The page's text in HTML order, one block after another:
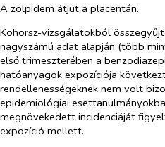
A zolpidem átjut a placentán.
Kohorsz-vizsgálatokból
nagyszámú adat alapján (több
első trimeszterében a
hatóanyagok expozíciója
rendellenességeknek nem volt
epidemiológiai
megnövekedett incidenciáját
expozíció mellett.